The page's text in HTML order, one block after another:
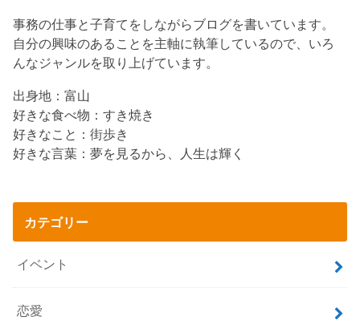
事務の仕事と子育てをしながらブログを書いています。
自分の興味のあることを主軸に執筆しているので、いろ
んなジャンルを取り上げています。
出身地：富山
好きな食べ物：すき焼き
好きなこと：街歩き
好きな言葉：夢を見るから、人生は輝く
カテゴリー
イベント
恋愛